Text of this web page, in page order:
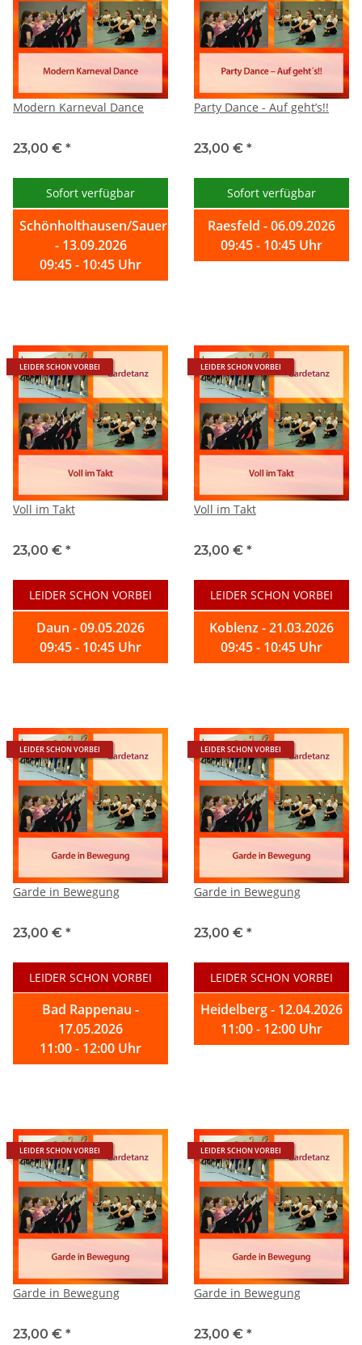
Modern Karneval Dance
23,00 € *
Sofort verfügbar
Schönholthausen/Sauerland
- 13.09.2026
09:45 - 10:45 Uhr
Party Dance - Auf geht’s!!
23,00 € *
Sofort verfügbar
Raesfeld - 06.09.2026
09:45 - 10:45 Uhr
LEIDER SCHON VORBEI
Voll im Takt
23,00 € *
LEIDER SCHON VORBEI
Daun - 09.05.2026
09:45 - 10:45 Uhr
LEIDER SCHON VORBEI
Voll im Takt
23,00 € *
LEIDER SCHON VORBEI
Koblenz - 21.03.2026
09:45 - 10:45 Uhr
LEIDER SCHON VORBEI
Garde in Bewegung
23,00 € *
LEIDER SCHON VORBEI
Bad Rappenau -
17.05.2026
11:00 - 12:00 Uhr
LEIDER SCHON VORBEI
Garde in Bewegung
23,00 € *
LEIDER SCHON VORBEI
Heidelberg - 12.04.2026
11:00 - 12:00 Uhr
LEIDER SCHON VORBEI
Garde in Bewegung
23,00 € *
LEIDER SCHON VORBEI
Garde in Bewegung
23,00 € *